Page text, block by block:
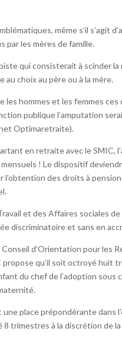
même s’il s’agit
par les mères de famille.
qui consisterait à scinder
au choix au père ou à la mère.
les hommes et les femmes
publique l’amputation
Optimaretraite).
en retraite avec le
! Le dispositif
l’obtention des droits à
et des Affaires sociales
discriminatoire et sans en
d’Orientation pour les
propose qu’il soit octroyé huit
du chef de l’adoption sous
place prépondérante dans
trimestres à la discrétion de